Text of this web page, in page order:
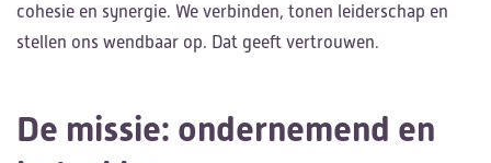
cohesie en synergie. We verbinden, tonen leiderschap en
stellen ons wendbaar op. Dat geeft vertrouwen.
De missie: ondernemend en